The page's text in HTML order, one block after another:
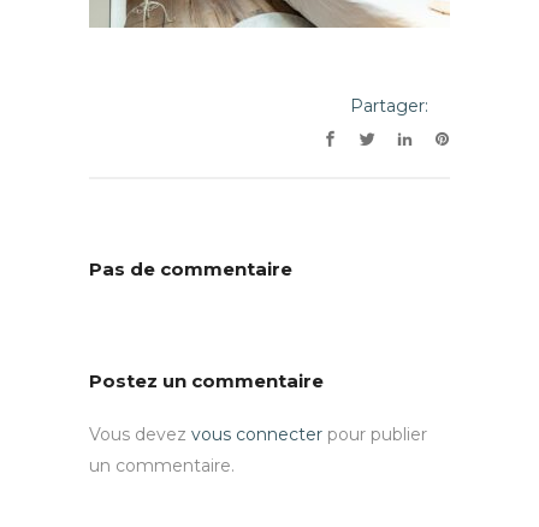
Partager:
Pas de commentaire
Postez un commentaire
Vous devez vous connecter pour publier
un commentaire.